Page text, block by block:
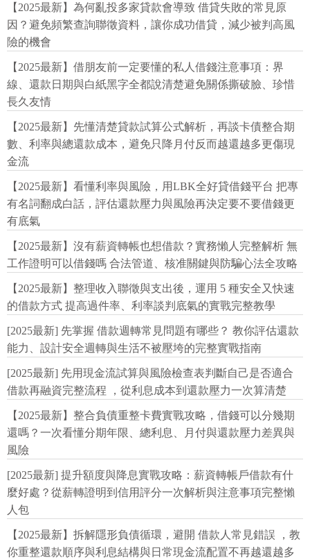
【2025最新】為何亂投多家貸款會導致 借貸失敗的常見原
因？避免頻繁查詢聯徵資料，讓你成功借貸，減少被判高風
險的機會
【2025最新】借朋友前一定要懂的私人借錢注意事項：界
線、還款日期與白紙黑字全都說清楚避免關係撕破臉、珍惜
長久友情
【2025最新】先懂清楚貸款試算公式解析，再談卡債整合期
數、利率與總還款成本，避免只降月付反而越還越多更傷現
金流
【2025最新】看懂利率與風險，用LBK全好貸借錢平台 把專
有名詞翻成白話，評估還款壓力與風險再決定要不要借錢更
有底氣
【2025最新】沒有薪資轉帳也想借款？實務懶人完整解析 無
工作證明可以借錢嗎 合法管道、核准關鍵與防騙心法全攻略
【2025最新】整理收入聯徵與支出後，運用 5 種安全又快速
的借款方式 提高過件率、利率談判底氣的實戰完整教學
[2025最新] 先掌握 借款週轉常見問題有哪些？ 教你評估還款
能力、設計安全週轉與生活不被壓垮的完整實戰指南
[2025最新] 先用現金流試算與風險檢查表判斷自己是否適合
借款再融資完整流程 ，從利息成本到還款壓力一次算清楚
【2025最新】整合負債重整卡費實戰攻略，借錢可以分幾期
還嗎？一次看懂分期年限、總利息、月付與還款壓力差異與
風險
[2025最新] 提升額度與降息實戰攻略：薪資轉帳戶借款有什
麼好處？從薪轉證明到信用評分一次解析與注意事項完整懶
人包
【2025最新】拆解隱形負債循環，避開 借款人常見錯誤 ，教
你重整還款順序與利息結構與日常現金流配置不再越還越多